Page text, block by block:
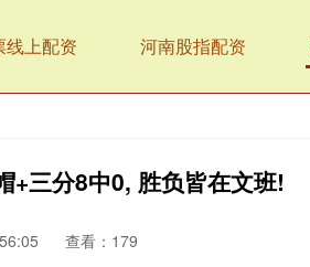
线上配资 河南股指配资
+三分8中0, 胜负皆在文班!
查看：179